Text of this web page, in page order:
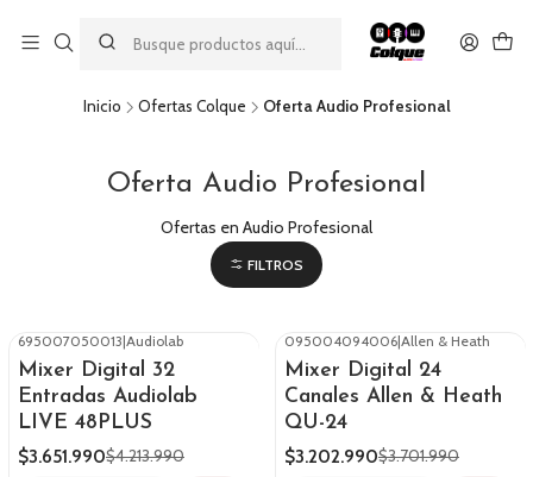
descuento por pago con transferencia bancaria
por una compra mínima de $49.990. Este descuento no es
acumulable a otras promociones ni aplicable a gastos de envío.
Inicio Ofertas Colque Oferta Audio Profesional
Oferta Audio Profesional
Ofertas en Audio Profesional
FILTROS
-13% OFF
695007050013|Audiolab
Mixer Digital 32
Entradas Audiolab
LIVE 48PLUS
$3.651.990$4.213.990
-13% OFF
095004094006|Allen & Heath
Mixer Digital 24
Canales Allen & Heath
QU-24
$3.202.990$3.701.990